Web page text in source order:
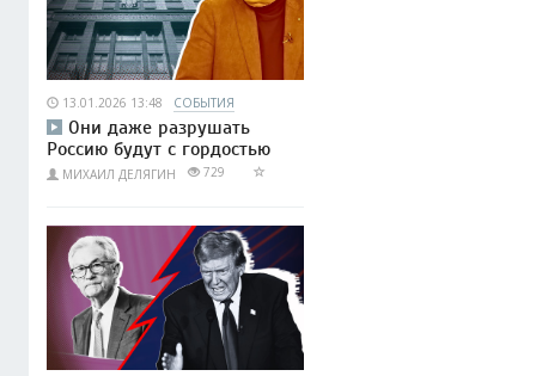
13.01.2026 13:48 СОБЫТИЯ
Они даже разрушать
Россию будут с гордостью
МИХАИЛ ДЕЛЯГИН 729